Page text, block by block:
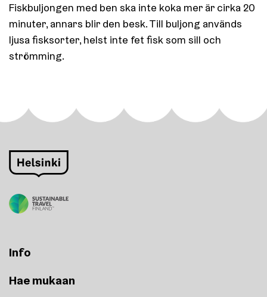
Fiskbuljongen med ben ska inte koka mer är cirka 20
minuter, annars blir den besk. Till buljong används
ljusa fisksorter, helst inte fet fisk som sill och
strömming.
Info
Hae mukaan